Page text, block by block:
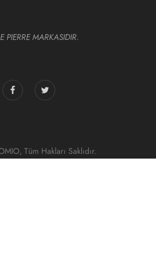
PIERRE MARKASIDIR.
Tüm Hakları Saklıdır.